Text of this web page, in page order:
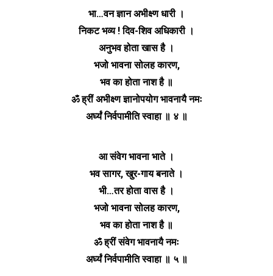
भा…वन ज्ञान अभीक्ष्ण धारी ।
निकट भव्य ! दिव-शिव अधिकारी ।
अनुभव होता खास है ।
भजो भावना सोलह कारण,
भव का होता नाश है ॥
ॐ ह्रीं अभीक्ष्ण ज्ञानोपयोग भावनायै नमः
अर्घ्यं निर्वपामीति स्वाहा ॥ ४ ॥
आ संवेग भावना भाते ।
भव सागर, खुर-गाय बनाते ।
भी…तर होता वास है ।
भजो भावना सोलह कारण,
भव का होता नाश है ॥
ॐ ह्रीं संवेग भावनायै नमः
अर्घ्यं निर्वपामीति स्वाहा ॥ ५ ॥